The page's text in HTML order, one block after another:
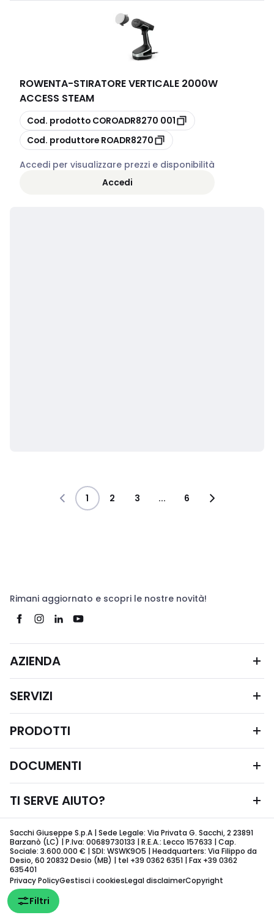
Filtri
ROWENTA-STIRATORE VERTICALE 2000W
ACCESS STEAM
copia
Cod. prodotto
COROADR8270 001
copia
Cod. produttore ROADR8270
Accedi per visualizzare prezzi e disponibilità
Accedi
1 2 3 ... 6
Rimani aggiornato e scopri le nostre novità!
AZIENDA
SERVIZI
PRODOTTI
DOCUMENTI
TI SERVE AIUTO?
Sacchi Giuseppe S.p.A | Sede Legale: Via Privata G. Sacchi, 2 23891
Barzanò (LC) | P.Iva: 00689730133 | R.E.A.: Lecco 157633 | Cap.
Sociale: 3.600.000 € | SDI: WSWK9O5 | Headquarters: Via Filippo da
Desio, 60 20832 Desio (MB) | tel +39 0362 6351 | Fax +39 0362
635401
Privacy PolicyGestisci i cookiesLegal disclaimerCopyright